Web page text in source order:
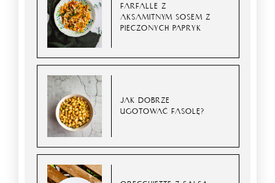
FARFALLE Z
AKSAMITNYM SOSEM Z
PIECZONYCH PAPRYK
JAK DOBRZE
UGOTOWAĆ FASOLĘ?